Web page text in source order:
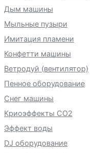
Дым машины
Мыльные пузыри
Имитация пламени
Конфетти машины
Ветродуй (вентилятор)
Пенное оборудование
Снег машины
Криоэффекты CO2
Эффект воды
DJ оборудование